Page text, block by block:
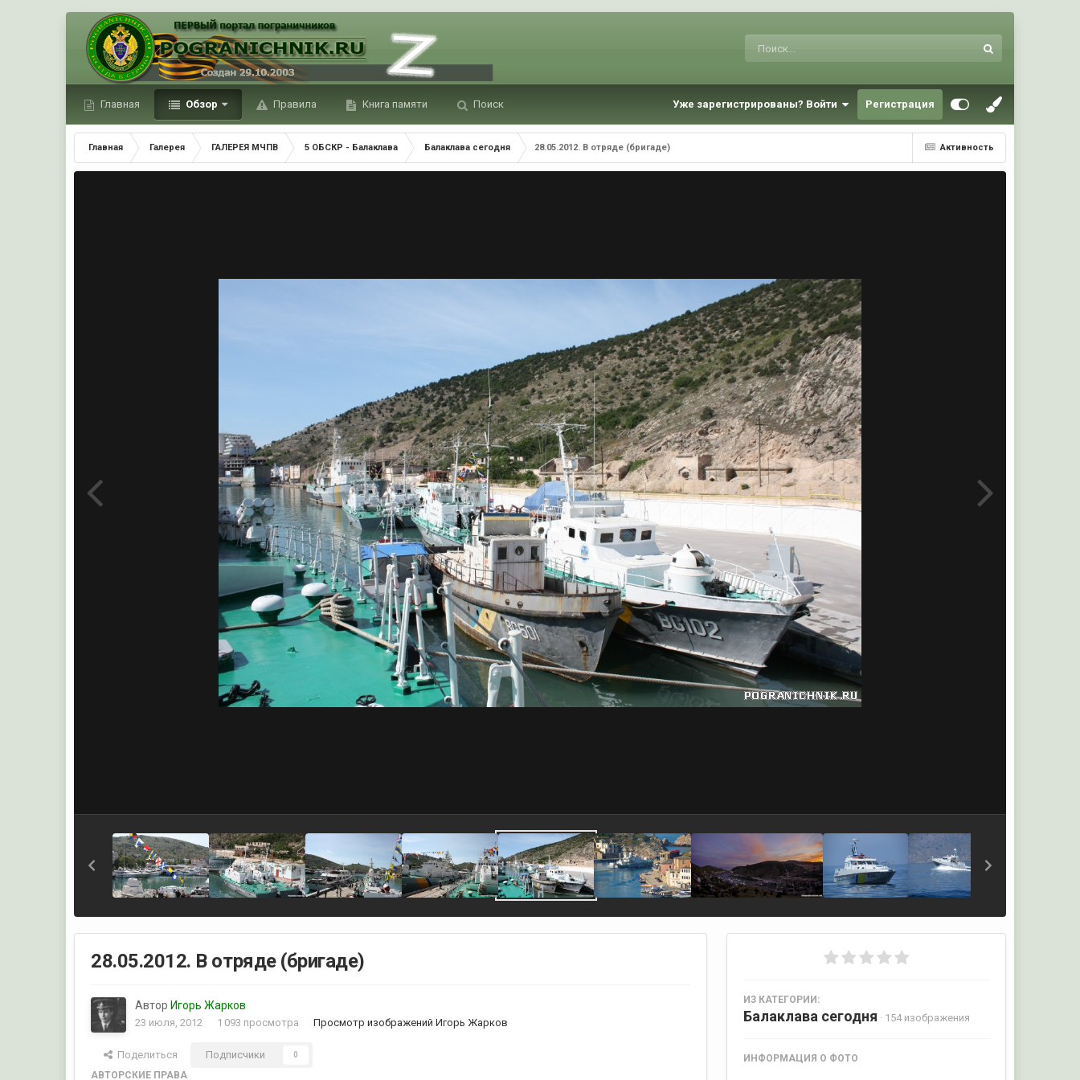
Главная Обзор Правила Книга памяти Поиск Уже зарегистрированы? Войти Регистрация
Активность
Главная Галерея ГАЛЕРЕЯ МЧПВ 5 ОБСКР - Балаклава Балаклава сегодня 28.05.2012. В отряде (бригаде)
28.05.2012. В отряде (бригаде)
Автор Игорь Жарков
23 июля, 2012 1 093 просмотра Просмотр изображений Игорь Жарков
Поделиться Подписчики 0
АВТОРСКИЕ ПРАВА
ИЗ КАТЕГОРИИ:
Балаклава сегодня · 154 изображения
ИНФОРМАЦИЯ О ФОТО